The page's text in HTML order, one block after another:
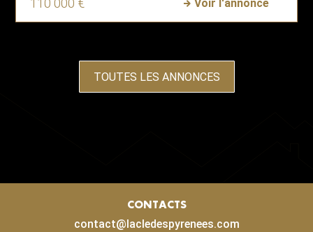
110 000 €
Voir l'annonce
TOUTES LES ANNONCES
CONTACTS
contact@lacledespyrenees.com